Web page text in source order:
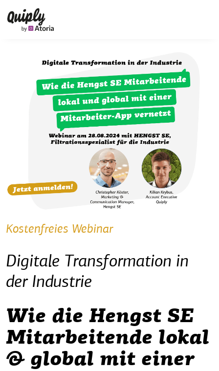
Kostenfreies Webinar
Digitale Transformation in
der Industrie
Wie die Hengst SE
Mitarbeitende lokal
& global mit einer